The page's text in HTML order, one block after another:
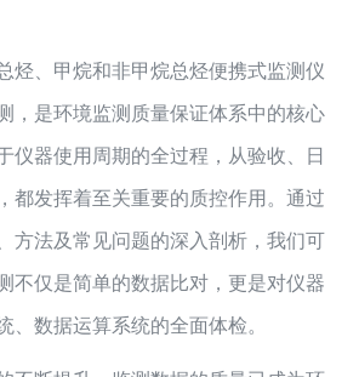
烃、甲烷和非甲烷总烃便携式监测仪
，是环境监测质量保证体系中的核心
仪器使用周期的全过程，从验收、日
都发挥着至关重要的质控作用。通过
方法及常见问题的深入剖析，我们可
不仅是简单的数据比对，更是对仪器
、数据运算系统的全面体检。